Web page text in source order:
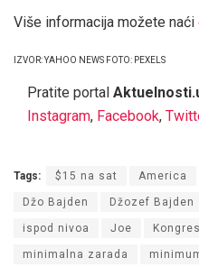
Više informacija možete naći
IZVOR: YAHOO NEWS FOTO: PEXELS
Pratite portal
Instagram, Facebook,
Tags: $15 na sat America
Džo Bajden Džozef Bajden
ispod nivoa Joe Kongres
minimalna zarada